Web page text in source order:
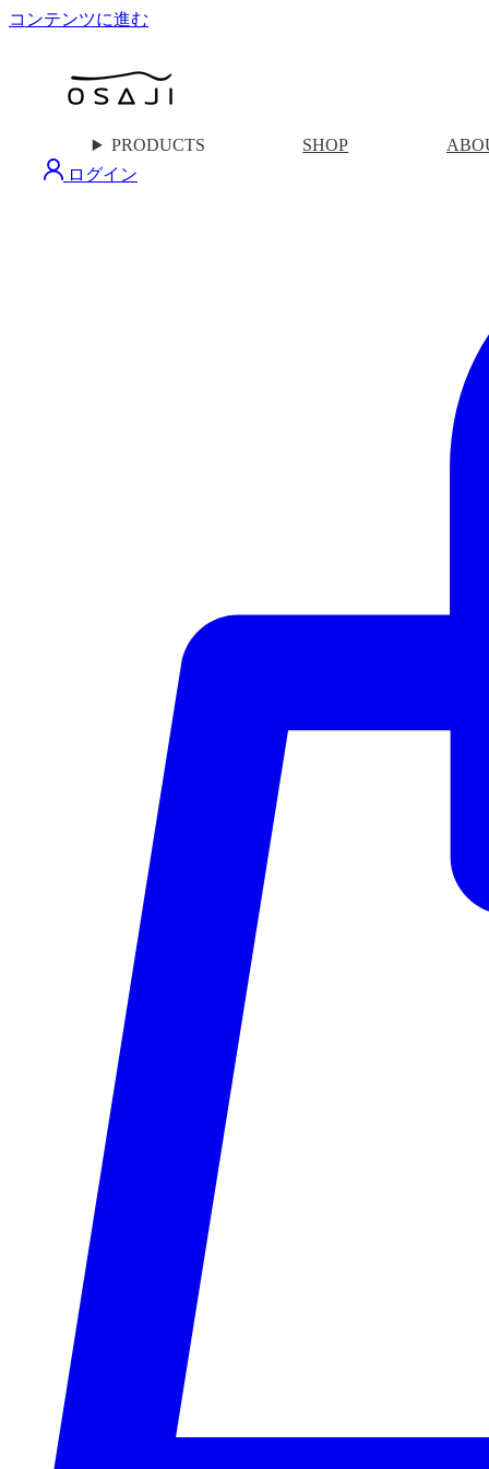
コンテンツに進む
PRODUCTS SHOP
ログイン